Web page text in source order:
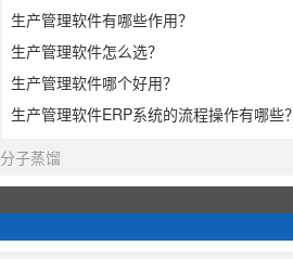
生产管理软件有哪些作用？
生产管理软件怎么选？
生产管理软件哪个好用？
生产管理软件ERP系统的流程操作有哪些？
分子蒸馏